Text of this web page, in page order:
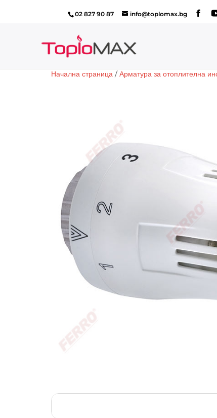
02 827 90 87 info@toplomax.bg
Начална страница/Арматура за отоплителна